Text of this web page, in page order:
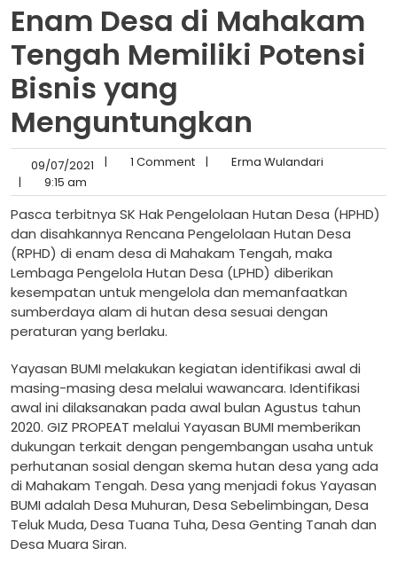
Enam Desa di Mahakam
Tengah Memiliki Potensi
Bisnis yang
Menguntungkan
09/07/2021 | 1 Comment |
Erma Wulandari
|
9:15 am
Pasca terbitnya SK Hak Pengelolaan Hutan Desa (HPHD)
dan disahkannya Rencana Pengelolaan Hutan Desa
(RPHD) di enam desa di Mahakam Tengah, maka
Lembaga Pengelola Hutan Desa (LPHD) diberikan
kesempatan untuk mengelola dan memanfaatkan
sumberdaya alam di hutan desa sesuai dengan
peraturan yang berlaku.
Yayasan BUMI melakukan kegiatan identifikasi awal di
masing-masing desa melalui wawancara. Identifikasi
awal ini dilaksanakan pada awal bulan Agustus tahun
2020. GIZ PROPEAT melalui Yayasan BUMI memberikan
dukungan terkait dengan pengembangan usaha untuk
perhutanan sosial dengan skema hutan desa yang ada
di Mahakam Tengah. Desa yang menjadi fokus Yayasan
BUMI adalah Desa Muhuran, Desa Sebelimbingan, Desa
Teluk Muda, Desa Tuana Tuha, Desa Genting Tanah dan
Desa Muara Siran.